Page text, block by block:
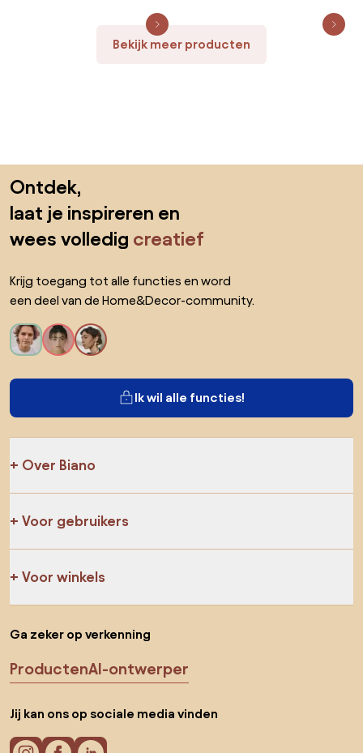
Bekijk meer producten
Ontdek,
laat je inspireren en
wees volledig creatief
Krijg toegang tot alle functies en word
een deel van de Home&Decor-community.
Ik wil alle functies!
Over Biano
Voor gebruikers
Voor winkels
Ga zeker op verkenning
ProductenAI-ontwerper
Jij kan ons op sociale media vinden